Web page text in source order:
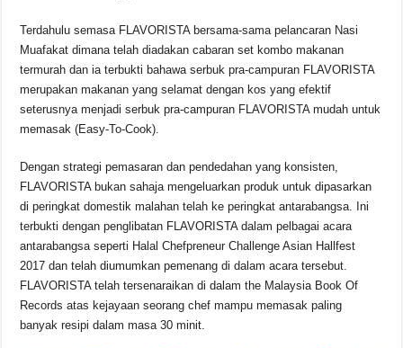
Terdahulu semasa FLAVORISTA bersama-sama pelancaran Nasi
Muafakat dimana telah diadakan cabaran set kombo makanan
termurah dan ia terbukti bahawa serbuk pra-campuran FLAVORISTA
merupakan makanan yang selamat dengan kos yang efektif
seterusnya menjadi serbuk pra-campuran FLAVORISTA mudah untuk
memasak (Easy-To-Cook).
Dengan strategi pemasaran dan pendedahan yang konsisten,
FLAVORISTA bukan sahaja mengeluarkan produk untuk dipasarkan
di peringkat domestik malahan telah ke peringkat antarabangsa. Ini
terbukti dengan penglibatan FLAVORISTA dalam pelbagai acara
antarabangsa seperti Halal Chefpreneur Challenge Asian Hallfest
2017 dan telah diumumkan pemenang di dalam acara tersebut.
FLAVORISTA telah tersenaraikan di dalam the Malaysia Book Of
Records atas kejayaan seorang chef mampu memasak paling
banyak resipi dalam masa 30 minit.